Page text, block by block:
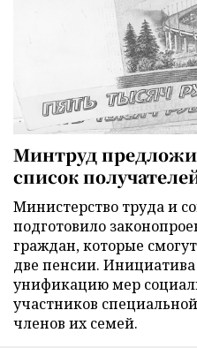
Минтруд
список
Министерство труда и
подготовило
граждан, которые
две пенсии.
унификацию мер
участников
членов их семей.